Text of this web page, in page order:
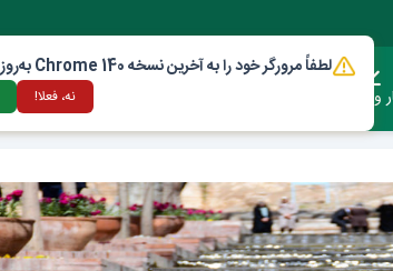
وعملکرد ارتباط با شهرداری
لطفاً مرورگر خود را به آخرین نسخه Chrome 140 به‌روز کنید.
نه، فعلا!